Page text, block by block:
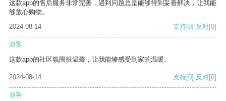
这款app的售后服务非常完善，遇到问题总是能够得到妥善解决，让我能
够放心购物。
2024-08-14
支持[0] 反对[0]
游客
这款app的社区氛围很温馨，让我能够感受到家的温暖。
2024-08-14 支持[0] 反对[0]
游客